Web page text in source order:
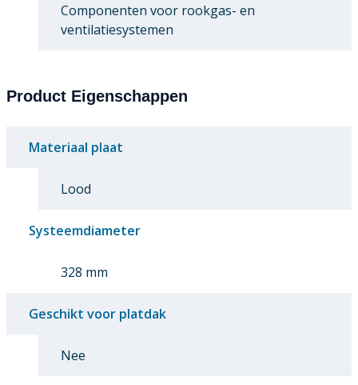
Componenten voor rookgas- en
ventilatiesystemen
Product Eigenschappen
Materiaal plaat
Lood
Systeemdiameter
328 mm
Geschikt voor platdak
Nee